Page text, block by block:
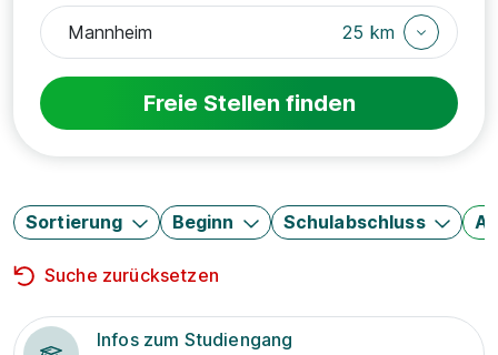
25 km
Freie Stellen finden
Sortierung Beginn Schulabschluss
Suche zurücksetzen
Infos zum Studiengang